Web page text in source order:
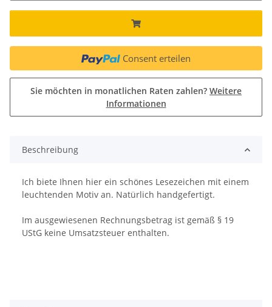
Consent erteilen
Sie möchten in monatlichen Raten zahlen? Weitere
Informationen
Beschreibung
Ich biete Ihnen hier ein schönes Lesezeichen mit einem
leuchtenden Motiv an. Natürlich handgefertigt.
Im ausgewiesenen Rechnungsbetrag ist gemäß § 19
UStG keine Umsatzsteuer enthalten.